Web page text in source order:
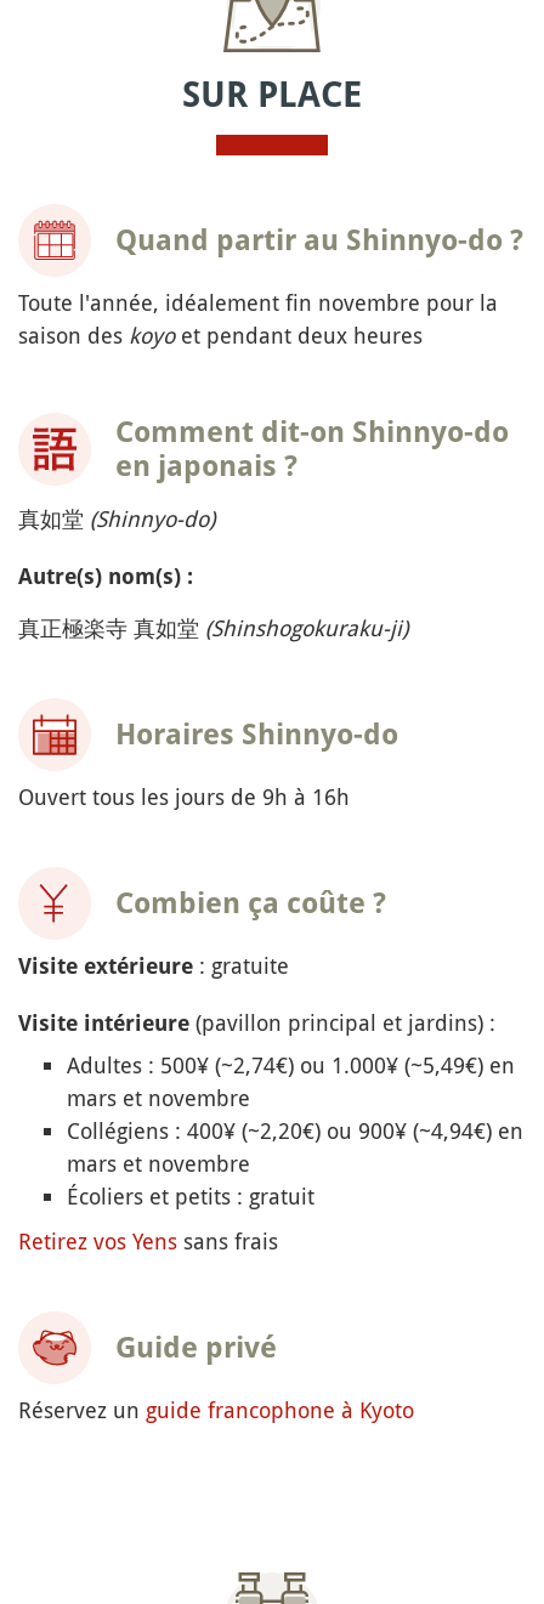
SUR PLACE
Quand partir au Shinnyo-do ?
Toute l'année, idéalement fin novembre pour la
saison des koyoet pendant deux heures
Comment dit-on Shinnyo-do
en japonais ?
真如堂 (Shinnyo-do)
Autre(s) nom(s) :
真正極楽寺 真如堂 (Shinshogokuraku-ji)
Horaires Shinnyo-do
Ouvert tous les jours de 9h à 16h
Combien ça coûte ?
Visite extérieure : gratuite
Visite intérieure (pavillon principal et jardins) :
Adultes : 500¥ (~2,74€) ou 1.000¥ (~5,49€) en
mars et novembre
Collégiens : 400¥ (~2,20€) ou 900¥ (~4,94€) en
mars et novembre
Écoliers et petits : gratuit
Retirez vos Yens sans frais
Guide privé
Réservez un guide francophone à Kyoto